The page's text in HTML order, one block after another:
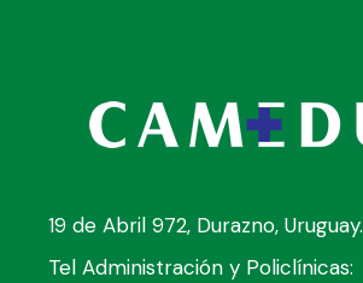
19 de Abril 972, Durazno, Uruguay.
Tel Administración y Policlínicas: